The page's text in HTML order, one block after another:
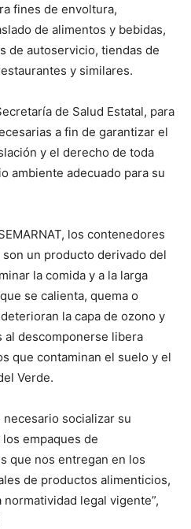
fines de envoltura,
de alimentos y bebidas,
de autoservicio, tiendas de
y similares.
de Salud Estatal, para
a fin de garantizar el
y el derecho de toda
ambiente adecuado para su
los contenedores
un producto derivado del
la comida y a la larga
se calienta, quema o
la capa de ozono y
al descomponerse libera
que contaminan el suelo y el
Verde.
socializar su
empaques de
que nos entregan en los
de productos alimenticios,
legal vigente”,